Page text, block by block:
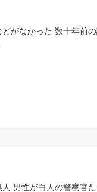
がなかった 数十年前
男性が白人の警察